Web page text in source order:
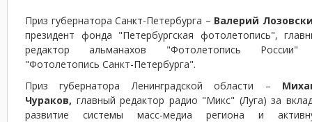
Приз губернатора Санкт-Петербурга – Валерий
президент фонда "Петербургская фотолетопись",
редактор альманахов "Фотолетопись
"Фотолетопись Санкт-Петербурга".
Приз губернатора Ленинградской области –
Чураков, главный редактор радио "Микс" (Луга) за
развитие системы масс-медиа региона и